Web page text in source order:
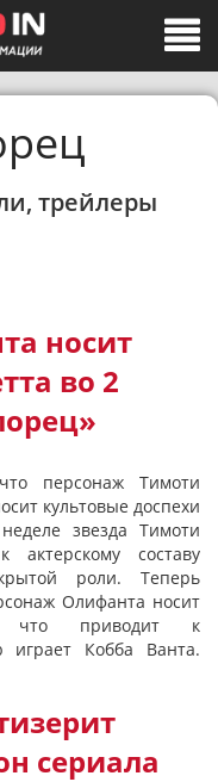
трейлеры
носит
во 2
персонаж Тимоти
культовые доспехи
звезда Тимоти
актерскому составу
роли. Теперь
Олифанта носит
что приводит к
играет Кобба Ванта.
сериала